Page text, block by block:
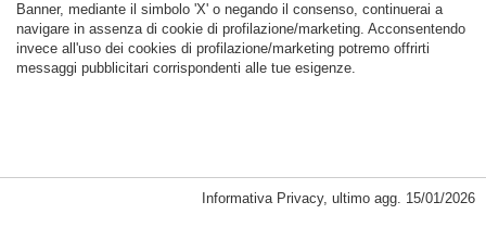
Policy
Cookie Policy
Banner, mediante il simbolo 'X' o negando il consenso, continuerai a
navigare in assenza di cookie di profilazione/marketing. Acconsentendo
invece all'uso dei cookies di profilazione/marketing potremo offrirti
messaggi pubblicitari corrispondenti alle tue esigenze.
Informativa Privacy, ultimo agg. 15/01/2026